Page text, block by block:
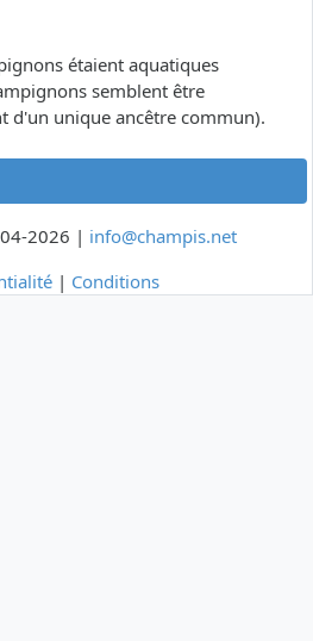
étaient aquatiques
semblent être
d'un unique ancêtre commun).
2026 | info@champis.net
| Conditions